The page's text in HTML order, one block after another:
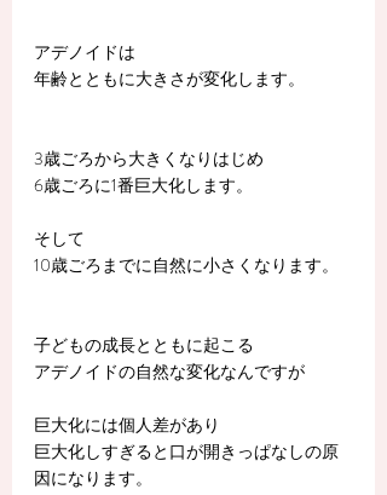
アデノイドは
年齢とともに大きさが変化します。
3歳ごろから大きくなりはじめ
6歳ごろに1番巨大化します。
そして
10歳ごろまでに自然に小さくなります。
子どもの成長とともに起こる
アデノイドの自然な変化なんですが
巨大化には個人差があり
巨大化しすぎると口が開きっぱなしの原
因になります。